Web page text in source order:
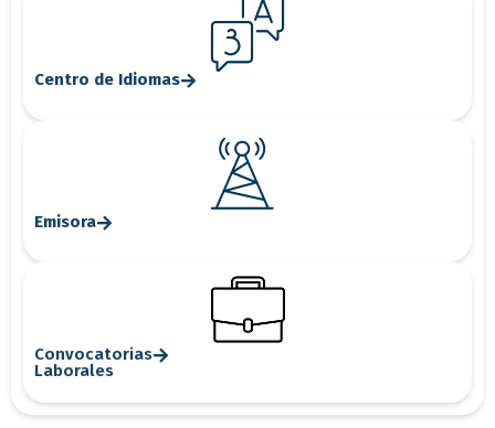
Centro de Idiomas
Emisora
Convocatorias
Laborales